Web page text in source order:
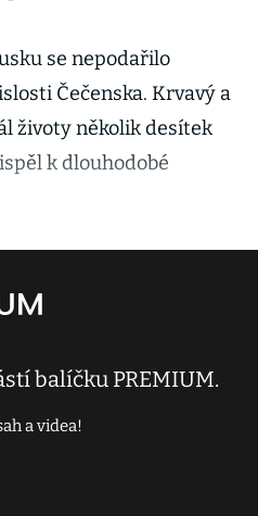
se nepodařilo
Čečenska. Krvavý a
životy několik desítek
k dlouhodobé
balíčku PREMIUM.
a videa!